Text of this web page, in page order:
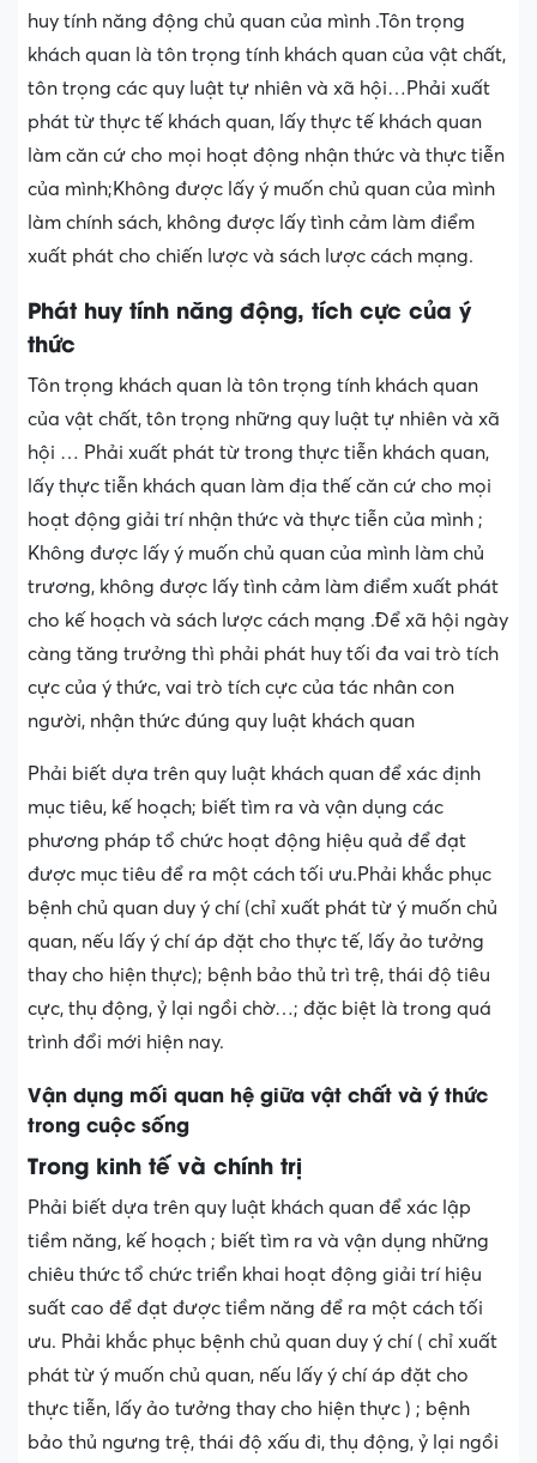
huy tính năng động chủ quan của mình .Tôn trọng
khách quan là tôn trọng tính khách quan của vật chất,
tôn trọng các quy luật tự nhiên và xã hội…Phải xuất
phát từ thực tế khách quan, lấy thực tế khách quan
làm căn cứ cho mọi hoạt động nhận thức và thực tiễn
của mình;Không được lấy ý muốn chủ quan của mình
làm chính sách, không được lấy tình cảm làm điểm
xuất phát cho chiến lược và sách lược cách mạng.
Phát huy tính năng động, tích cực của ý
thức
Tôn trọng khách quan là tôn trọng tính khách quan
của vật chất, tôn trọng những quy luật tự nhiên và xã
hội … Phải xuất phát từ trong thực tiễn khách quan,
lấy thực tiễn khách quan làm địa thế căn cứ cho mọi
hoạt động giải trí nhận thức và thực tiễn của mình ;
Không được lấy ý muốn chủ quan của mình làm chủ
trương, không được lấy tình cảm làm điểm xuất phát
cho kế hoạch và sách lược cách mạng .Để xã hội ngày
càng tăng trưởng thì phải phát huy tối đa vai trò tích
cực của ý thức, vai trò tích cực của tác nhân con
người, nhận thức đúng quy luật khách quan
Phải biết dựa trên quy luật khách quan để xác định
mục tiêu, kế hoạch; biết tìm ra và vận dụng các
phương pháp tổ chức hoạt động hiệu quả để đạt
được mục tiêu để ra một cách tối ưu.Phải khắc phục
bệnh chủ quan duy ý chí (chỉ xuất phát từ ý muốn chủ
quan, nếu lấy ý chí áp đặt cho thực tế, lấy ảo tưởng
thay cho hiện thực); bệnh bảo thủ trì trệ, thái độ tiêu
cực, thụ động, ỷ lại ngồi chờ…; đặc biệt là trong quá
trình đổi mới hiện nay.
Vận dụng mối quan hệ giữa vật chất và ý thức
trong cuộc sống
Trong kinh tế và chính trị
Phải biết dựa trên quy luật khách quan để xác lập
tiềm năng, kế hoạch ; biết tìm ra và vận dụng những
chiêu thức tổ chức triển khai hoạt động giải trí hiệu
suất cao để đạt được tiềm năng để ra một cách tối
ưu. Phải khắc phục bệnh chủ quan duy ý chí ( chỉ xuất
phát từ ý muốn chủ quan, nếu lấy ý chí áp đặt cho
thực tiễn, lấy ảo tưởng thay cho hiện thực ) ; bệnh
bảo thủ ngưng trệ, thái độ xấu đi, thụ động, ỷ lại ngồi